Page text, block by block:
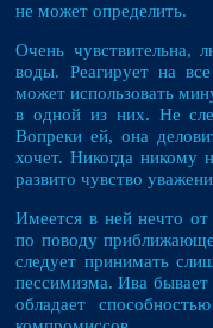
не может определить.
Очень чувствительна,
воды. Реагирует на
может использовать
в одной из них. Не
Вопреки ей, она
хочет. Никогда никому
развито чувство
Имеется в ней нечто от
по поводу
следует принимать
пессимизма. Ива
обладает